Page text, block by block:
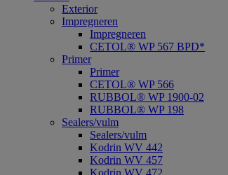
Exterior
Impregneren
Impregneren
CETOL® WP 567 BPD*
Primer
Primer
CETOL® WP 566
RUBBOL® WP 1900-02
RUBBOL® WP 198
Sealers/vulm
Sealers/vulm
Kodrin WV 442
Kodrin WV 457
Kodrin WV 472